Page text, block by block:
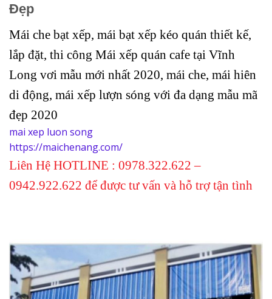
Đẹp
Mái che bạt xếp, mái bạt xếp kéo quán thiết kế,
lắp đặt, thi công Mái xếp quán cafe tại Vĩnh
Long vơi mẫu mới nhất 2020, mái che, mái hiên
di động, mái xếp lượn sóng với đa dạng mẫu mã
đẹp 2020
mai xep luon song
https://maichenang.com/
Liên Hệ HOTLINE : 0978.322.622 –
0942.922.622 để được tư vấn và hỗ trợ tận tình